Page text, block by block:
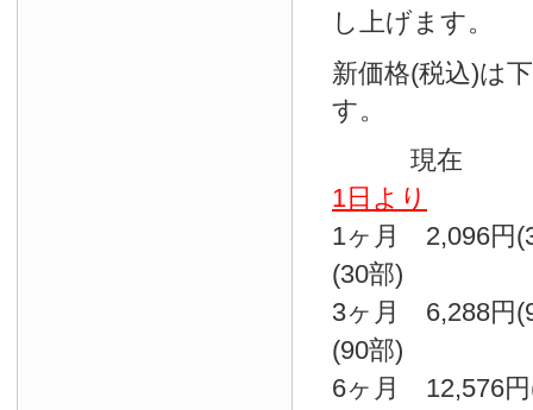
し上げます。
新価格(税込)は
す。
現
1日より
1ヶ月 2,096
(30部)
3ヶ月 6,288
(90部)
6ヶ月 12,576